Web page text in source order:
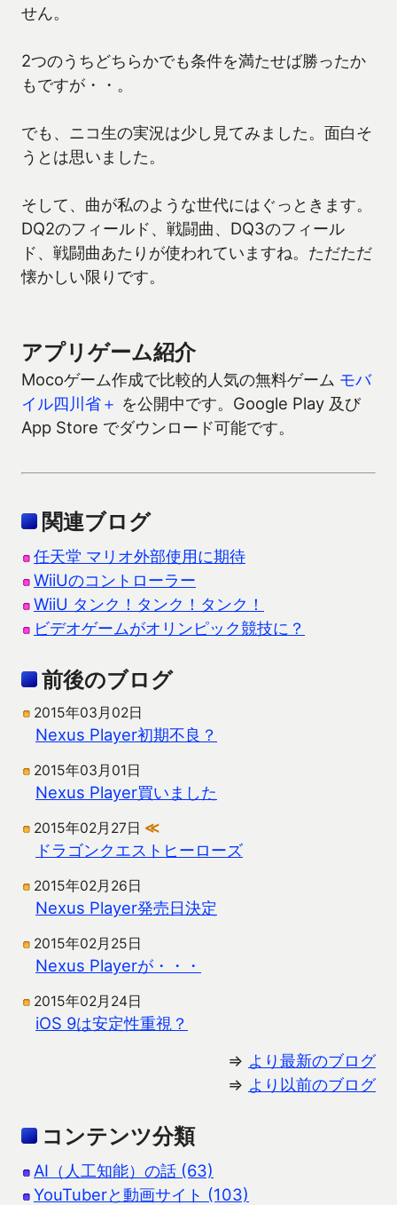
せん。
2つのうちどちらかでも条件を満たせば勝ったか
もですが・・。
でも、ニコ生の実況は少し見てみました。面白そ
うとは思いました。
そして、曲が私のような世代にはぐっときます。
DQ2のフィールド、戦闘曲、DQ3のフィール
ド、戦闘曲あたりが使われていますね。ただただ
懐かしい限りです。
アプリゲーム紹介
Mocoゲーム作成で比較的人気の無料ゲーム モバ
イル四川省＋ を公開中です。Google Play 及び
App Store でダウンロード可能です。
関連ブログ
任天堂 マリオ外部使用に期待
WiiUのコントローラー
WiiU タンク！タンク！タンク！
ビデオゲームがオリンピック競技に？
前後のブログ
2015年03月02日
Nexus Player初期不良？
2015年03月01日
Nexus Player買いました
2015年02月27日 ≪
ドラゴンクエストヒーローズ
2015年02月26日
Nexus Player発売日決定
2015年02月25日
Nexus Playerが・・・
2015年02月24日
iOS 9は安定性重視？
⇒ より最新のブログ
⇒ より以前のブログ
コンテンツ分類
AI（人工知能）の話 (63)
YouTuberと動画サイト (103)